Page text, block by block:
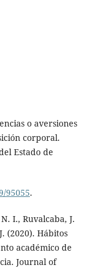
o aversiones
corporal.
Estado de
95055.
I., Ruvalcaba, J.
(2020). Hábitos
académico de
Journal of